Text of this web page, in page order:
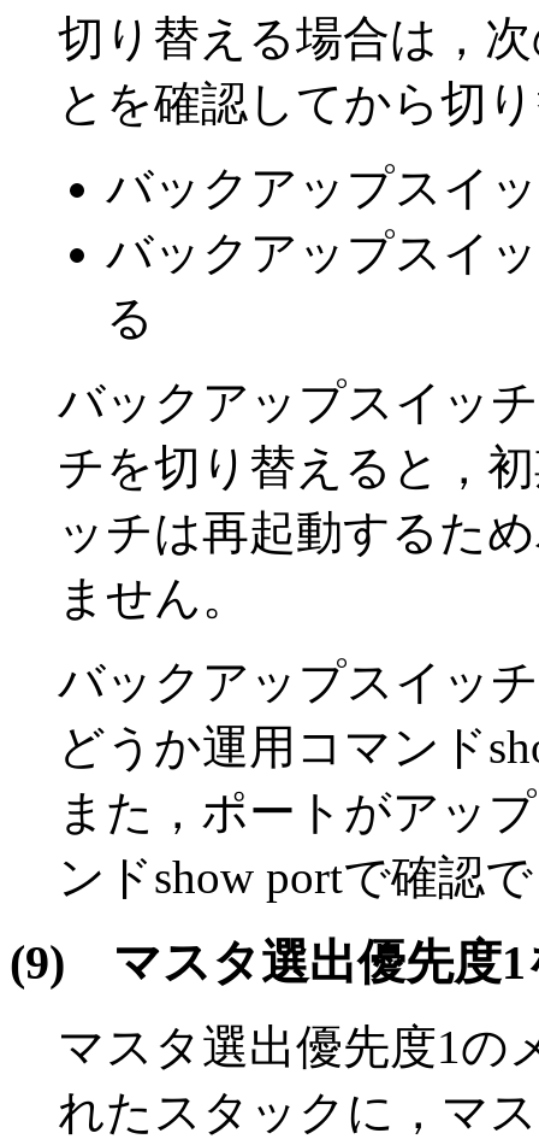
切り替える場合は，
とを確認してから切
バックアップスイ
バックアップスイ
る
バックアップスイッ
チを切り替えると，
ッチは再起動するた
ません。
バックアップスイッ
どうか運用コマンド
また，ポートがアッ
ンドshow portで確認
(9) マスタ選出優先度
マスタ選出優先度1の
れたスタックに，マ